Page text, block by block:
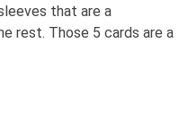
that are a
rest. Those 5 cards are a